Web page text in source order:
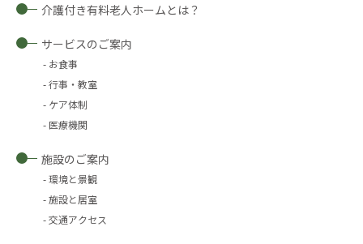
介護付き有料老人ホームとは？
サービスのご案内
お食事
行事・教室
ケア体制
医療機関
施設のご案内
環境と景観
施設と居室
交通アクセス